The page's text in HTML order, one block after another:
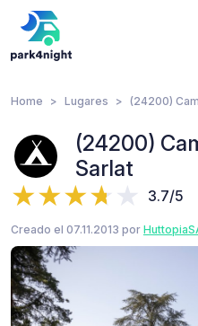
Home Lugares (24200)
(24200)
Sarlat
3.7/5
Creado el 07.11.2013 por